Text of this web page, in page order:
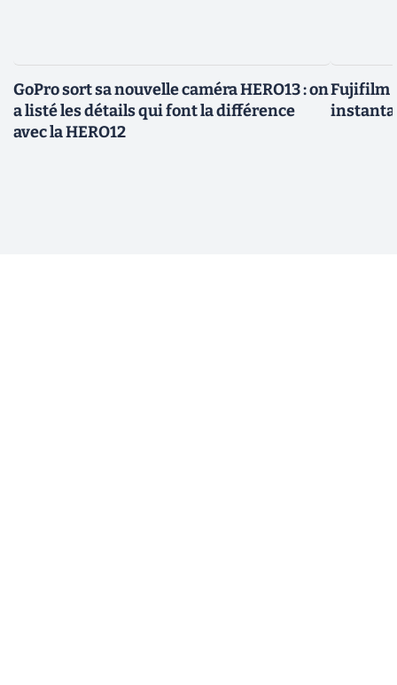
GoPro sort sa nouvelle caméra HERO13 : on
a listé les détails qui font la différence
avec la HERO12
Fujifilm